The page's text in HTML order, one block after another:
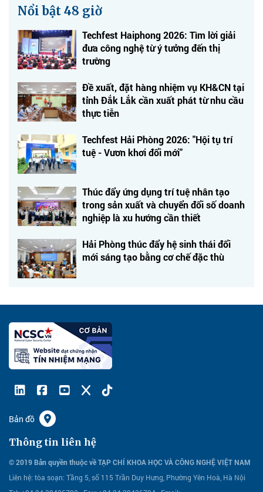
Nổi bật 48 giờ
Techfest Haiphong 2026: Tìm lời giải
đưa công nghệ từ ý tưởng đến thị
trường
Đề xuất, đặt hàng nhiệm vụ KH&CN tại
tỉnh Đắk Lắk cần xuất phát từ nhu cầu
thực tiễn
Techfest Hải Phòng 2026: "Hội tụ trí
tuệ - Vươn khơi đổi mới"
Thúc đẩy ứng dụng trí tuệ nhân tạo
trong sản xuất và chuyển đổi số doanh
nghiệp là xu hướng cần thiết
Hải Phòng thúc đẩy hệ sinh thái đổi
mới sáng tạo bằng cơ chế đặc thù
Bản đồ
Thông tin liên hệ
© 2019 Bản quyền thuộc về TẠP CHÍ KHOA HỌC VÀ CÔNG NGHỆ VIỆT NAM
Liên hệ: tòa soạn: Tầng 5, số 115 Trần Duy Hưng, Phường Yên Hoà, Hà Nội